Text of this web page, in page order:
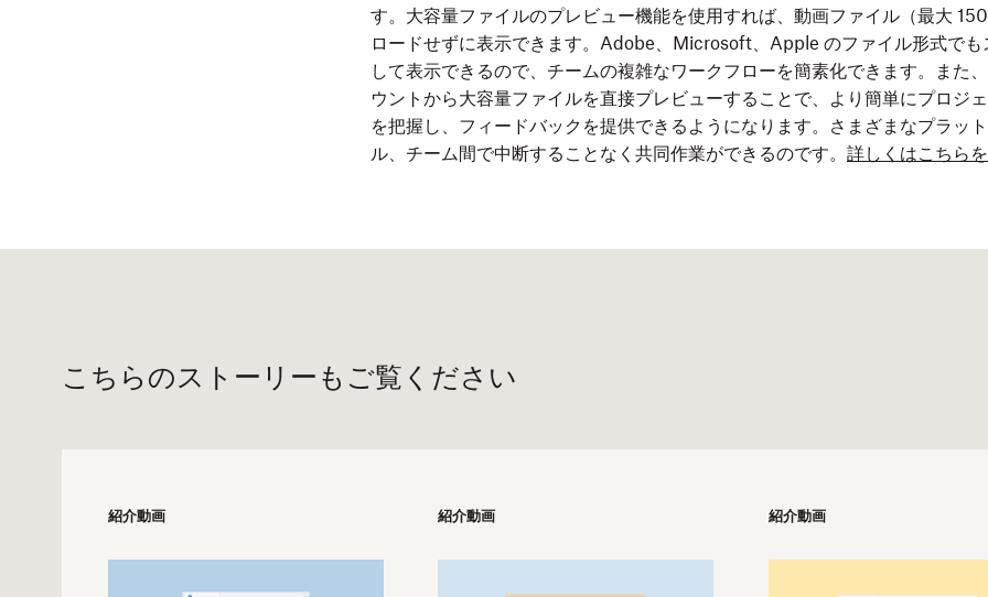
す。大容量ファイルのプレビュー機能を使用すれば、動画ファイル（最大
ロードせずに表示できます。Adobe、Microsoft、Apple のファイル形式でも
して表示できるので、チームの複雑なワークフローを簡素化できます。また
ウントから大容量ファイルを直接プレビューすることで、より簡単にプロジ
を把握し、フィードバックを提供できるようになります。さまざまなプラッ
ル、チーム間で中断することなく共同作業ができるのです。 詳しくはこちら
こちらのストーリーもご覧ください
紹介動画 紹介動画 紹介動画